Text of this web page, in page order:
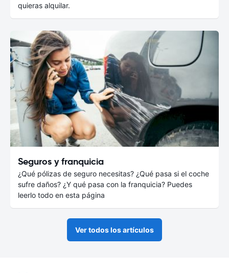
quieras alquilar.
Seguros y franquicia
¿Qué pólizas de seguro necesitas? ¿Qué pasa si el coche
sufre daños? ¿Y qué pasa con la franquicia? Puedes
leerlo todo en esta página
Ver todos los artículos